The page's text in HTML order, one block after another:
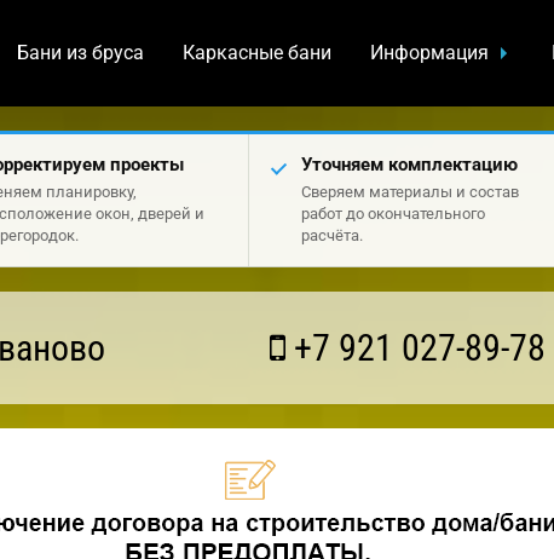
Бани из бруса Каркасные бани Информация
проекты
планировку,
окон, дверей и
Уточняем комплектацию
Сверяем материалы и состав
работ до окончательного
расчёта.
+7 921 027-89-78